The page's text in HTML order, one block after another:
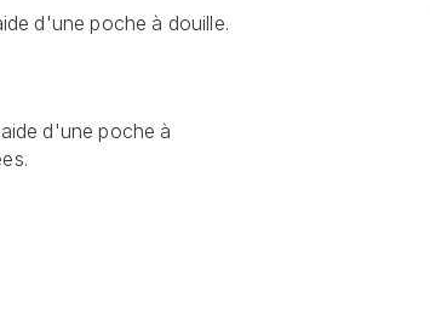
d'une poche à douille.
d'une poche à